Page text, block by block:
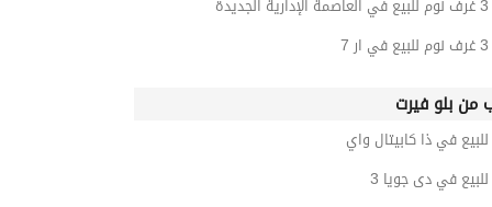
من بلو فيرت
في ذا كابيتال واي
في دى جويا 3